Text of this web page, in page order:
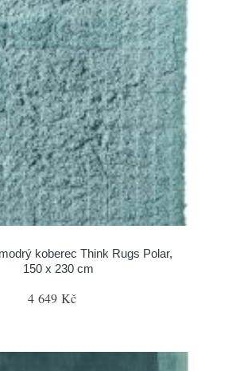
koberec Think Rugs Polar,
150 x 230 cm
4 649 Kč